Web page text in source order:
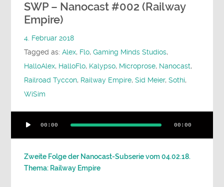
SWP – Nanocast #002 (Railway
Empire)
4. Februar 2018
Tagged as:Alex, Flo,Gaming Minds Studios,
HalloAlex, HalloFlo, Kalypso, Microprose, Nanocast,
Railroad Tyccon, Railway Empire,Sid Meier,Sothi,
WiSim
Player
00:00 00:00
Zweite Folge der Nanocast-Subserie vom 04.02.18.
Thema: Railway Empire